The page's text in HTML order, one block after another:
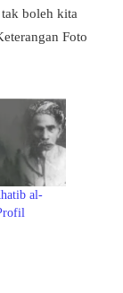
boleh kita
Foto
al-